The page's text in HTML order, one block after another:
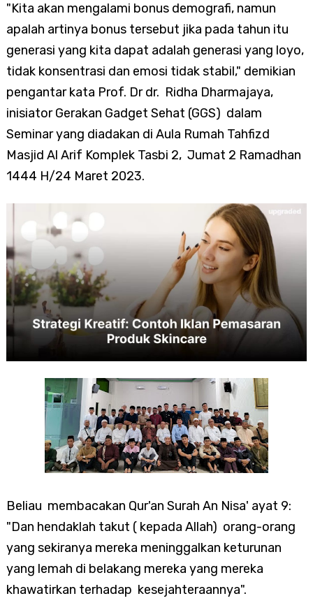
"Kita akan mengalami bonus demografi, namun
apalah artinya bonus tersebut jika pada tahun itu
generasi yang kita dapat adalah generasi yang loyo,
tidak konsentrasi dan emosi tidak stabil," demikian
pengantar kata Prof. Dr dr. Ridha Dharmajaya,
inisiator Gerakan Gadget Sehat (GGS) dalam
Seminar yang diadakan di Aula Rumah Tahfizd
Masjid Al Arif Komplek Tasbi 2, Jumat 2 Ramadhan
1444 H/24 Maret 2023.
Beliau membacakan Qur'an Surah An Nisa' ayat 9:
"Dan hendaklah takut ( kepada Allah) orang-orang
yang sekiranya mereka meninggalkan keturunan
yang lemah di belakang mereka yang mereka
khawatirkan terhadap kesejahteraannya".